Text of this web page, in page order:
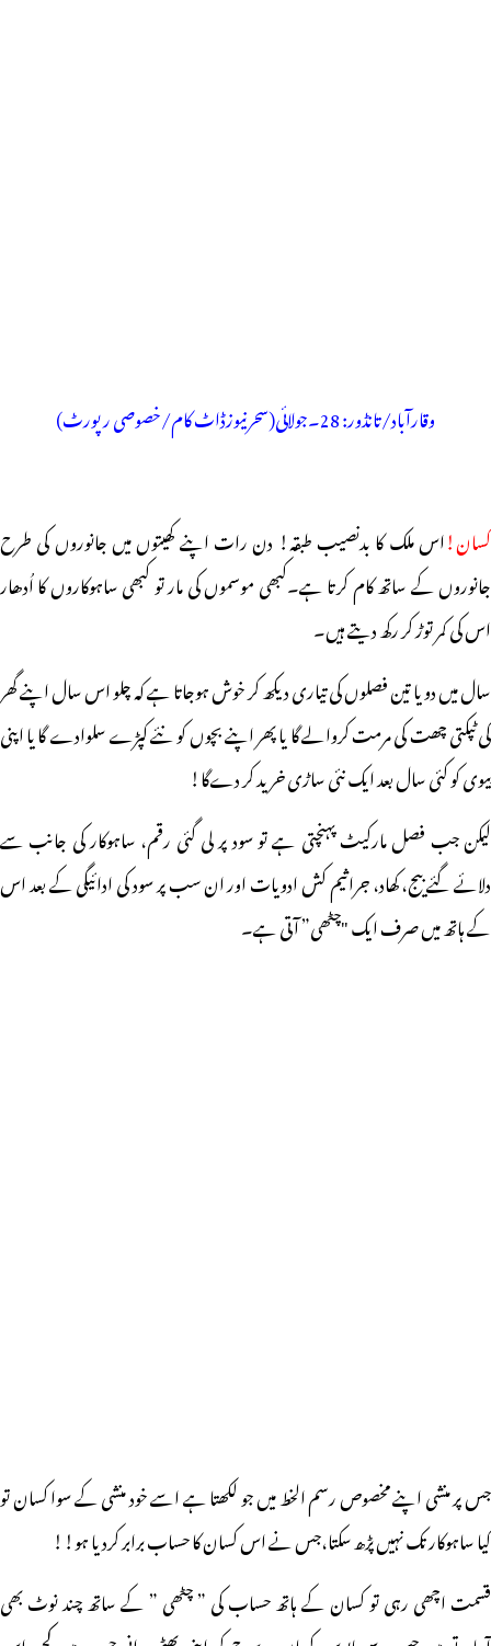
وقارآباد/تانڈور: 28۔جولائی(سحرنیوزڈاٹ کام/خصوصی رپورٹ)
کسان!اس ملک کا بدنصیب طبقہ! دن رات اپنے کھیتوں میں جانوروں کی طرح
جانوروں کے ساتھ کام کرتا ہے۔کبھی موسموں کی مار تو کبھی ساہوکاروں کا اُدھار
اس کی کمر توڑ کر رکھ دیتے ہیں۔
سال میں دو یا تین فصلوں کی تیاری دیکھ کر خوش ہوجاتا ہے کہ چلو اس سال اپنے گھر
کی ٹپکتی چھت کی مرمت کروالے گا یا پھر اپنے بچوں کو نئے کپڑے سلوادے گا یا اپنی
بیوی کو کئی سال بعد ایک نئی ساڑی خرید کر دےگا!
لیکن جب فصل مارکیٹ پہنچتی ہے تو سود پر لی گئی رقم، ساہوکار کی جانب سے
دلائے گئے بیج، کھاد، جراثیم کش ادویات اور ان سب پر سود کی ادائیگی کے بعد اس
کے ہاتھ میں صرف ایک "چٹھی” آتی ہے۔
جس پر منشی اپنے مخصوص رسم الخط میں جو لکھتا ہے اسے خود منشی کے سوا کسان تو
کیا ساہوکار تک نہیں پڑھ سکتا،جس نے اس کسان کا حساب برابر کردیا ہو!!
قسمت اچھی رہی تو کسان کے ہاتھ حساب کی ” چٹھی ” کے ساتھ چند نوٹ بھی